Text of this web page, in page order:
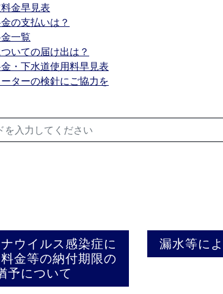
金早見表
の支払いは？
一覧
いての届け出は？
・下水道使用料早見表
ターの検針にご協力を
ウイルス感染症に
金等の納付期限の
予について
漏水等に